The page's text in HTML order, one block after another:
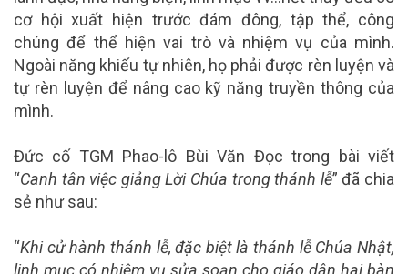
cơ hội xuất hiện trước đám đông, tập thể, công
chúng để thể hiện vai trò và nhiệm vụ của mình.
Ngoài năng khiếu tự nhiên, họ phải được rèn luyện và
tự rèn luyện để nâng cao kỹ năng truyền thông của
mình.
Đức cố TGM Phao-lô Bùi Văn Đọc trong bài viết
“Canh tân việc giảng Lời Chúa trong thánh lễ” đã chia
sẻ như sau:
“Khi cử hành thánh lễ, đặc biệt là thánh lễ Chúa Nhật,
linh mục có nhiệm vụ sửa soạn cho giáo dân hai bàn